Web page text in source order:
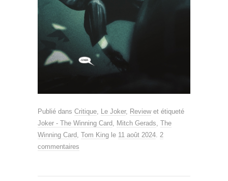
Publié dans Critique, Le Joker, Reviewet étiqueté
Joker - The Winning Card, Mitch Gerads, The
Winning Card, Tom King le 11 août 2024. 2
commentaires